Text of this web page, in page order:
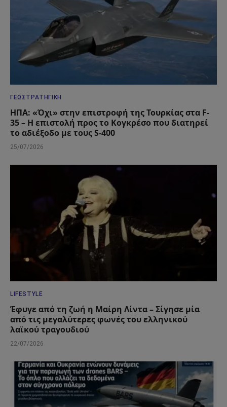
ΓΕΩΣΤΡΑΤΗΓΙΚΉ
ΗΠΑ: «Όχι» στην επιστροφή της Τουρκίας στα F-
35 – Η επιστολή προς το Κογκρέσο που διατηρεί
το αδιέξοδο με τους S-400
25/07/2026
LIFESTYLE
Έφυγε από τη ζωή η Μαίρη Λίντα – Σίγησε μία
από τις μεγαλύτερες φωνές του ελληνικού
λαϊκού τραγουδιού
22/07/2026